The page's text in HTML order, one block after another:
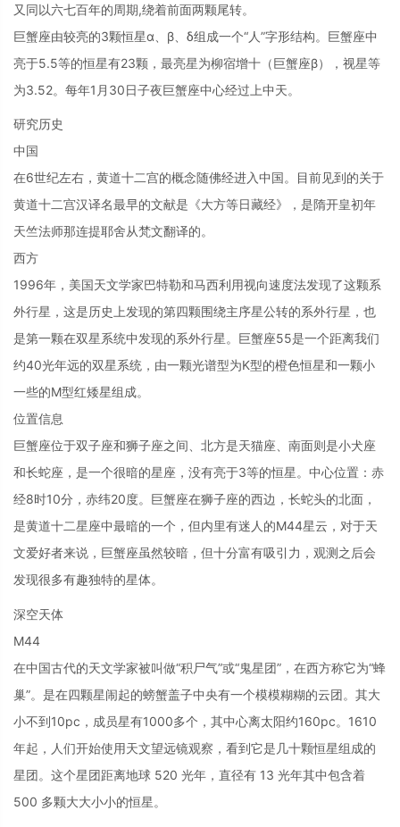
又同以六七百年的周期,绕着前面两颗尾转。
巨蟹座由较亮的3颗恒星α、β、δ组成一个“人”字形结构。巨蟹座中
亮于5.5等的恒星有23颗，最亮星为柳宿增十（巨蟹座β），视星等
为3.52。每年1月30日子夜巨蟹座中心经过上中天。
研究历史
中国
在6世纪左右，黄道十二宫的概念随佛经进入中国。目前见到的关于
黄道十二宫汉译名最早的文献是《大方等日藏经》，是隋开皇初年
天竺法师那连提耶舍从梵文翻译的。
西方
1996年，美国天文学家巴特勒和马西利用视向速度法发现了这颗系
外行星，这是历史上发现的第四颗围绕主序星公转的系外行星，也
是第一颗在双星系统中发现的系外行星。巨蟹座55是一个距离我们
约40光年远的双星系统，由一颗光谱型为K型的橙色恒星和一颗小
一些的M型红矮星组成。
位置信息
巨蟹座位于双子座和狮子座之间、北方是天猫座、南面则是小犬座
和长蛇座，是一个很暗的星座，没有亮于3等的恒星。中心位置：赤
经8时10分，赤纬20度。巨蟹座在狮子座的西边，长蛇头的北面，
是黄道十二星座中最暗的一个，但内里有迷人的M44星云，对于天
文爱好者来说，巨蟹座虽然较暗，但十分富有吸引力，观测之后会
发现很多有趣独特的星体。
深空天体
M44
在中国古代的天文学家被叫做“积尸气”或“鬼星团”，在西方称它为“蜂
巢”。是在四颗星闹起的螃蟹盖子中央有一个模模糊糊的云团。其大
小不到10pc，成员星有1000多个，其中心离太阳约160pc。1610
年起，人们开始使用天文望远镜观察，看到它是几十颗恒星组成的
星团。这个星团距离地球 520 光年，直径有 13 光年其中包含着
500 多颗大大小小的恒星。